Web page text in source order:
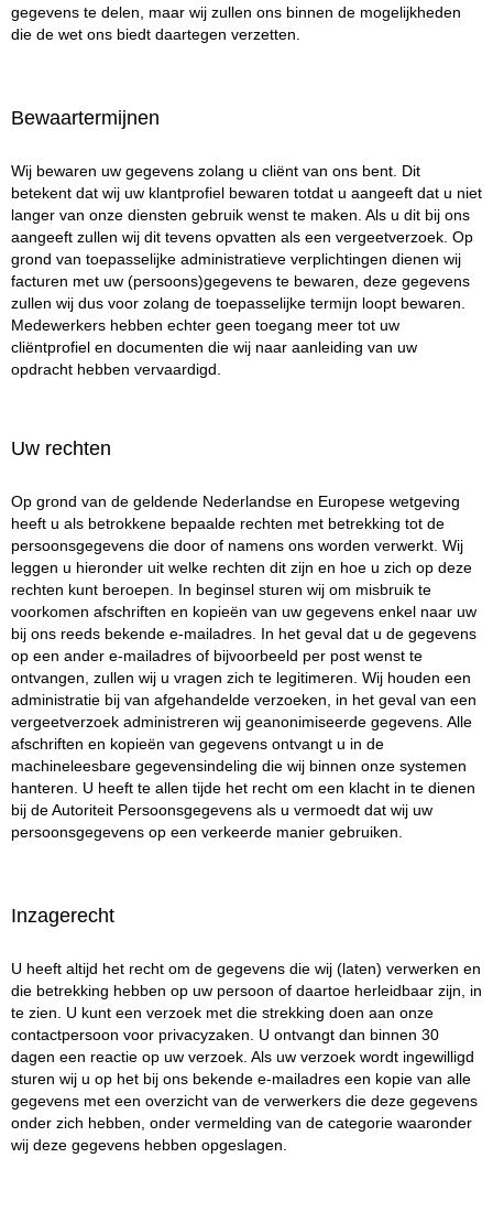
gegevens te delen, maar wij zullen ons binnen de mogelijkheden
die de wet ons biedt daartegen verzetten.
Bewaartermijnen
Wij bewaren uw gegevens zolang u cliënt van ons bent. Dit
betekent dat wij uw klantprofiel bewaren totdat u aangeeft dat u niet
langer van onze diensten gebruik wenst te maken. Als u dit bij ons
aangeeft zullen wij dit tevens opvatten als een vergeetverzoek. Op
grond van toepasselijke administratieve verplichtingen dienen wij
facturen met uw (persoons)gegevens te bewaren, deze gegevens
zullen wij dus voor zolang de toepasselijke termijn loopt bewaren.
Medewerkers hebben echter geen toegang meer tot uw
cliëntprofiel en documenten die wij naar aanleiding van uw
opdracht hebben vervaardigd.
Uw rechten
Op grond van de geldende Nederlandse en Europese wetgeving
heeft u als betrokkene bepaalde rechten met betrekking tot de
persoonsgegevens die door of namens ons worden verwerkt. Wij
leggen u hieronder uit welke rechten dit zijn en hoe u zich op deze
rechten kunt beroepen. In beginsel sturen wij om misbruik te
voorkomen afschriften en kopieën van uw gegevens enkel naar uw
bij ons reeds bekende e-mailadres. In het geval dat u de gegevens
op een ander e-mailadres of bijvoorbeeld per post wenst te
ontvangen, zullen wij u vragen zich te legitimeren. Wij houden een
administratie bij van afgehandelde verzoeken, in het geval van een
vergeetverzoek administreren wij geanonimiseerde gegevens. Alle
afschriften en kopieën van gegevens ontvangt u in de
machineleesbare gegevensindeling die wij binnen onze systemen
hanteren. U heeft te allen tijde het recht om een klacht in te dienen
bij de Autoriteit Persoonsgegevens als u vermoedt dat wij uw
persoonsgegevens op een verkeerde manier gebruiken.
Inzagerecht
U heeft altijd het recht om de gegevens die wij (laten) verwerken en
die betrekking hebben op uw persoon of daartoe herleidbaar zijn, in
te zien. U kunt een verzoek met die strekking doen aan onze
contactpersoon voor privacyzaken. U ontvangt dan binnen 30
dagen een reactie op uw verzoek. Als uw verzoek wordt ingewilligd
sturen wij u op het bij ons bekende e-mailadres een kopie van alle
gegevens met een overzicht van de verwerkers die deze gegevens
onder zich hebben, onder vermelding van de categorie waaronder
wij deze gegevens hebben opgeslagen.